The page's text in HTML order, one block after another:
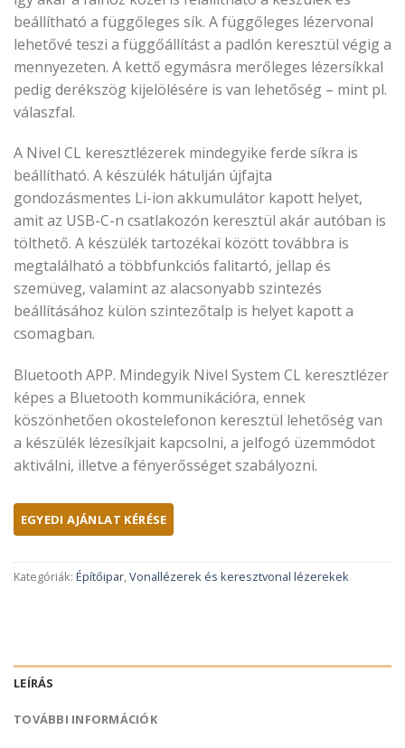
beállítható a függőleges sík. A függőleges lézervonal
lehetővé teszi a függőállítást a padlón keresztül végig a
mennyezeten. A kettő egymásra merőleges lézersíkkal
pedig derékszög kijelölésére is van lehetőség – mint pl.
válaszfal.
A Nivel CL keresztlézerek mindegyike ferde síkra is
beállítható. A készülék hátulján újfajta
gondozásmentes Li-ion akkumulátor kapott helyet,
amit az USB-C-n csatlakozón keresztül akár autóban is
tölthető. A készülék tartozékai között továbbra is
megtalálható a többfunkciós falitartó, jellap és
szemüveg, valamint az alacsonyabb szintezés
beállításához külön szintezőtalp is helyet kapott a
csomagban.
Bluetooth APP. Mindegyik Nivel System CL keresztlézer
képes a Bluetooth kommunikációra, ennek
köszönhetően okostelefonon keresztül lehetőség van
a készülék lézesíkjait kapcsolni, a jelfogó üzemmódot
aktiválni, illetve a fényerősséget szabályozni.
Kategóriák: Építőipar,Vonallézerek és keresztvonal lézerekek
LEÍRÁS
TOVÁBBI INFORMÁCIÓK